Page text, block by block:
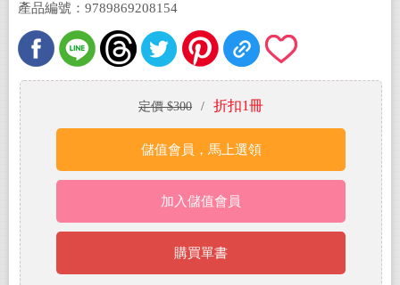
產品編號：9789869208154
定價 $300 / 折扣1冊
儲值會員，馬上選領
加入儲值會員
購買單書